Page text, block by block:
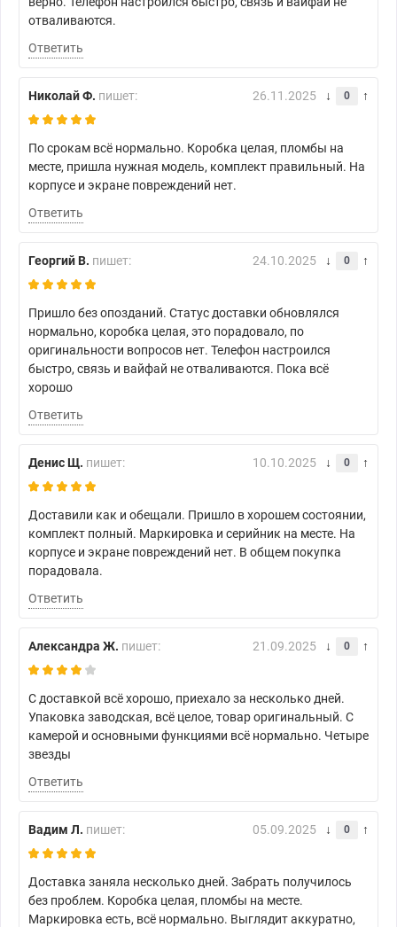
отваливаются.
Ответить
Николай Ф. пишет: 26.11.2025 0
По срокам всё нормально. Коробка целая, пломбы на
месте, пришла нужная модель, комплект правильный. На
корпусе и экране повреждений нет.
Ответить
Георгий В. пишет: 24.10.2025 0
Пришло без опозданий. Статус доставки обновлялся
нормально, коробка целая, это порадовало, по
оригинальности вопросов нет. Телефон настроился
быстро, связь и вайфай не отваливаются. Пока всё
хорошо
Ответить
Денис Щ. пишет: 10.10.2025 0
Доставили как и обещали. Пришло в хорошем состоянии,
комплект полный. Маркировка и серийник на месте. На
корпусе и экране повреждений нет. В общем покупка
порадовала.
Ответить
Александра Ж. пишет: 21.09.2025 0
С доставкой всё хорошо, приехало за несколько дней.
Упаковка заводская, всё целое, товар оригинальный. С
камерой и основными функциями всё нормально. Четыре
звезды
Ответить
Вадим Л. пишет: 05.09.2025 0
Доставка заняла несколько дней. Забрать получилось
без проблем. Коробка целая, пломбы на месте.
Маркировка есть, всё нормально. Выглядит аккуратно,